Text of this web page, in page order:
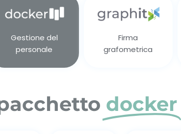
Gestione del
personale
Firma
grafometrica
docker